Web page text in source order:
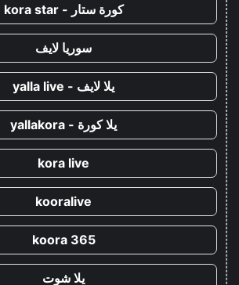
كورة ستار - kora star
سوريا لايف
يلا لايف - yalla live
يلا كورة - yallakora
kora live
kooralive
koora 365
يلا شوت